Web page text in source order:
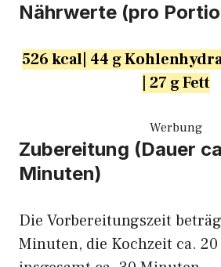
Nährwerte (pro
526 kcal| 44 g
| 27 g Fett
Werbung
Zubereitung (Dauer
Minuten)
Die Vorbereitungszeit
Minuten, die Kochzeit ca.